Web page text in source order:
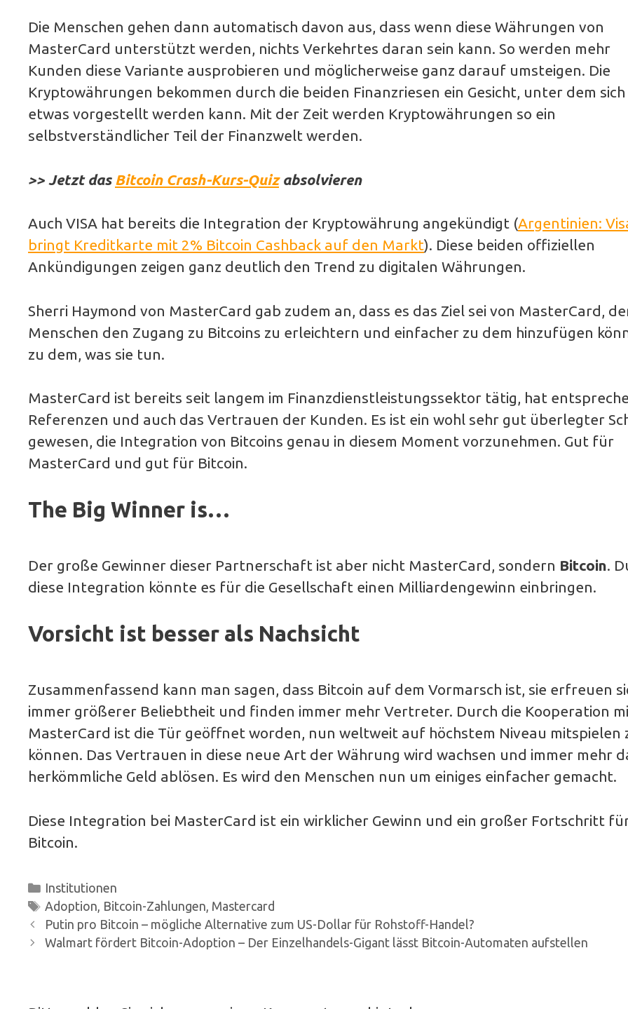
Die Menschen gehen dann automatisch davon aus, dass wenn diese Währungen von
MasterCard unterstützt werden, nichts Verkehrtes daran sein kann. So werden mehr
Kunden diese Variante ausprobieren und möglicherweise ganz darauf umsteigen. Die
Kryptowährungen bekommen durch die beiden Finanzriesen ein Gesicht, unter dem sich
etwas vorgestellt werden kann. Mit der Zeit werden Kryptowährungen so ein
selbstverständlicher Teil der Finanzwelt werden.
>> Jetzt das Bitcoin Crash-Kurs-Quiz absolvieren
Auch VISA hat bereits die Integration der Kryptowährung angekündigt (Argentinien:
bringt Kreditkarte mit 2% Bitcoin Cashback auf den Markt). Diese beiden offiziellen
Ankündigungen zeigen ganz deutlich den Trend zu digitalen Währungen.
Sherri Haymond von MasterCard gab zudem an, dass es das Ziel sei von MasterCard,
Menschen den Zugang zu Bitcoins zu erleichtern und einfacher zu dem hinzufügen
zu dem, was sie tun.
MasterCard ist bereits seit langem im Finanzdienstleistungssektor tätig, hat
Referenzen und auch das Vertrauen der Kunden. Es ist ein wohl sehr gut überlegter
gewesen, die Integration von Bitcoins genau in diesem Moment vorzunehmen. Gut für
MasterCard und gut für Bitcoin.
The Big Winner is…
Der große Gewinner dieser Partnerschaft ist aber nicht MasterCard, sondern Bitcoin.
diese Integration könnte es für die Gesellschaft einen Milliardengewinn einbringen.
Vorsicht ist besser als Nachsicht
Zusammenfassend kann man sagen, dass Bitcoin auf dem Vormarsch ist, sie erfreuen
immer größerer Beliebtheit und finden immer mehr Vertreter. Durch die Kooperation
MasterCard ist die Tür geöffnet worden, nun weltweit auf höchstem Niveau mitspielen
können. Das Vertrauen in diese neue Art der Währung wird wachsen und immer mehr
herkömmliche Geld ablösen. Es wird den Menschen nun um einiges einfacher gemacht.
Diese Integration bei MasterCard ist ein wirklicher Gewinn und ein großer Fortschritt
Bitcoin.
Kategorien
Institutionen
Schlagwörter
Adoption Bitcoin-Zahlungen Mastercard
Beitrags-
Navigation
Putin pro Bitcoin – mögliche Alternative zum US-Dollar für Rohstoff-Handel?
Walmart fördert Bitcoin-Adoption – Der Einzelhandels-Gigant lässt Bitcoin-Automaten aufstellen